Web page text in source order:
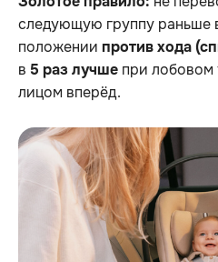
следующую группу раньше
положении против хода
в 5 раз лучше при лобовом
лицом вперёд.